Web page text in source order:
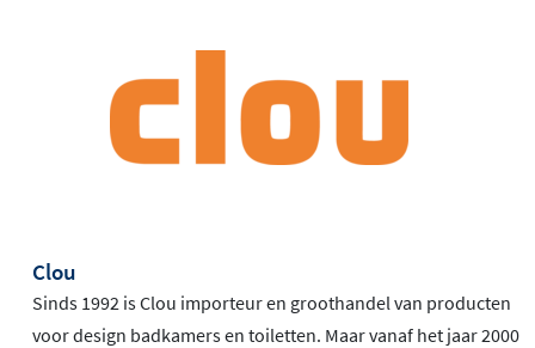
Clou
Sinds 1992 is Clou importeur en groothandel van producten
voor design badkamers en toiletten. Maar vanaf het jaar 2000